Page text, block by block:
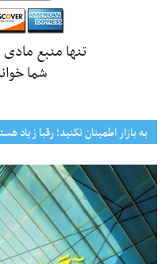
تنها منبع
شما
به بازار اطمینان نکنید؛ رقبا زیاد